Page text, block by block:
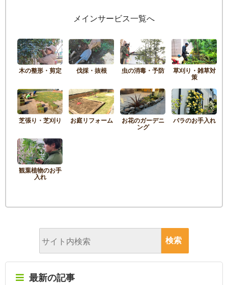
メインサービス一覧へ
木の整形・剪定 伐採・抜根 虫の消毒・予防 草刈り・雑草対
策
芝張り・芝刈り お庭リフォーム お花のガーデニ
ング
バラのお手入れ
観葉植物のお手
入れ
最新の記事